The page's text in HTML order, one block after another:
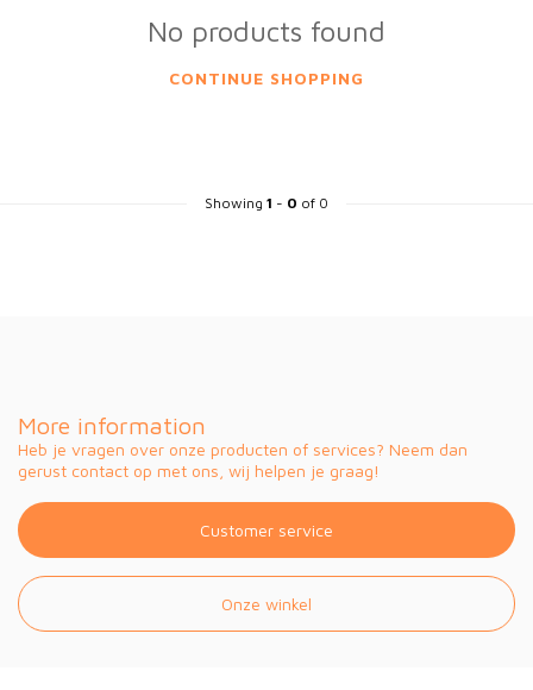
No products found
CONTINUE SHOPPING
Showing 1 - 0 of 0
More information
Heb je vragen over onze producten of services? Neem dan
gerust contact op met ons, wij helpen je graag!
Customer service
Onze winkel